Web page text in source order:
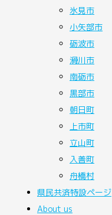
氷見市
小矢部市
砺波市
滑川市
南砺市
黒部市
朝日町
上市町
立山町
入善町
舟橋村
県民共済特設ページ
About us